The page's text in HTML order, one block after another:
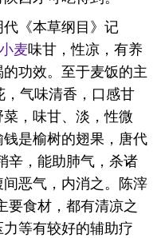
《本草纲目》记
小麦味甘，性凉，有养
功效。至于麦饭的主
气味清香，口感甘
，味甘、淡，性微
是榆树的翅果，唐代
辛，能助肺气，杀诸
恶气，内消之。陈滓
要食材，都有清凉之
等有较好的辅助疗